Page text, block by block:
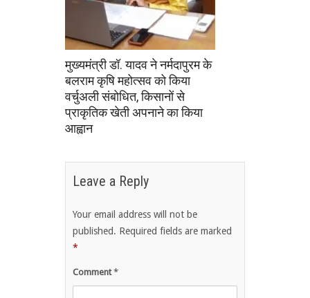
मुख्यमंत्री डॉ. यादव ने नर्मदापुरम के
बलराम कृषि महोत्सव को किया
वर्चुअली संबोधित, किसानों से
प्राकृतिक खेती अपनाने का किया
आह्वान
Leave a Reply
Your email address will not be
published. Required fields are marked
*
Comment*